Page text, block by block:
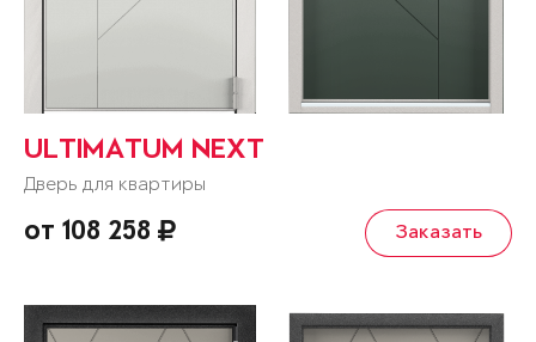
ULTIMATUM NEXT
Дверь для квартиры
от 108 258 Заказать